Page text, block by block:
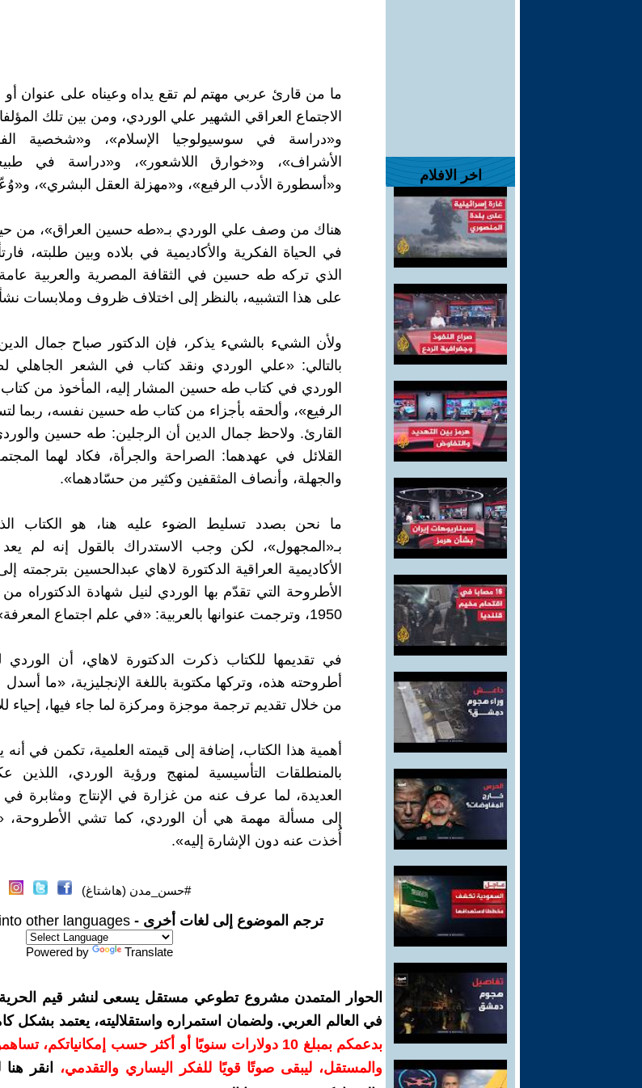
اخر الافلام
ما من قارئ عربي مهتم لم تقع يداه وعيناه على عنوان
الاجتماع العراقي الشهير علي الوردي، ومن بين تلك
و«دراسة في سوسيولوجيا الإسلام»، و«شخصية
الأشراف»، و«خوارق اللاشعور»، و«دراسة في
و«أسطورة الأدب الرفيع»، و«مهزلة العقل البشري»،
هناك من وصف علي الوردي بـ«طه حسين العراق»، من حيث
في الحياة الفكرية والأكاديمية في بلاده وبين طلبته،
الذي تركه طه حسين في الثقافة المصرية والعربية
على هذا التشبيه، بالنظر إلى اختلاف ظروف وملابسات
ولأن الشيء بالشيء يذكر، فإن الدكتور صباح جمال
بالتالي: «علي الوردي ونقد كتاب في الشعر
الوردي في كتاب طه حسين المشار إليه، المأخوذ من
الرفيع»، وألحقه بأجزاء من كتاب طه حسين نفسه، ربما
القارئ. ولاحظ جمال الدين أن الرجلين: طه حسين والوردي
القلائل في عهدهما: الصراحة والجرأة، فكاد لهما
والجهلة، وأنصاف المثقفين وكثير من حسّادهما».
ما نحن بصدد تسليط الضوء عليه هنا، هو الكتاب
بـ«المجهول»، لكن وجب الاستدراك بالقول إنه لم
الأكاديمية العراقية الدكتورة لاهاي عبدالحسين بترجمته
الأطروحة التي تقدّم بها الوردي لنيل شهادة
1950، وترجمت عنوانها بالعربية: «في علم اجتماع المعرفة».
في تقديمها للكتاب ذكرت الدكتورة لاهاي، أن
أطروحته هذه، وتركها مكتوبة باللغة الإنجليزية، «ما أسدل
من خلال تقديم ترجمة موجزة ومركزة لما جاء فيها، إحياء
أهمية هذا الكتاب، إضافة إلى قيمته العلمية، تكمن في
بالمنطلقات التأسيسية لمنهج ورؤية الوردي، اللذين
العديدة، لما عرف عنه من غزارة في الإنتاج ومثابرة في
إلى مسألة مهمة هي أن الوردي، كما تشي الأطروحة،
أُخذت عنه دون الإشارة إليه».
#حسن_مدن (هاشتاغ)
ترجم الموضوع إلى لغات أخرى - other languages
Powered by Translate
الحوار المتمدن مشروع تطوعي مستقل يسعى لنشر قيم الحرية،
في العالم العربي. ولضمان استمراره واستقلاليته، يعتمد
بدعمكم بمبلغ 10 دولارات سنويًا أو أكثر حسب
والمستقل، ليبقى صوتًا قويًا للفكر اليساري والتقدمي،
انقر